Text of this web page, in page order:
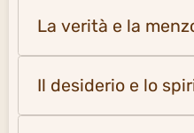
La verità e la
Il desiderio e lo